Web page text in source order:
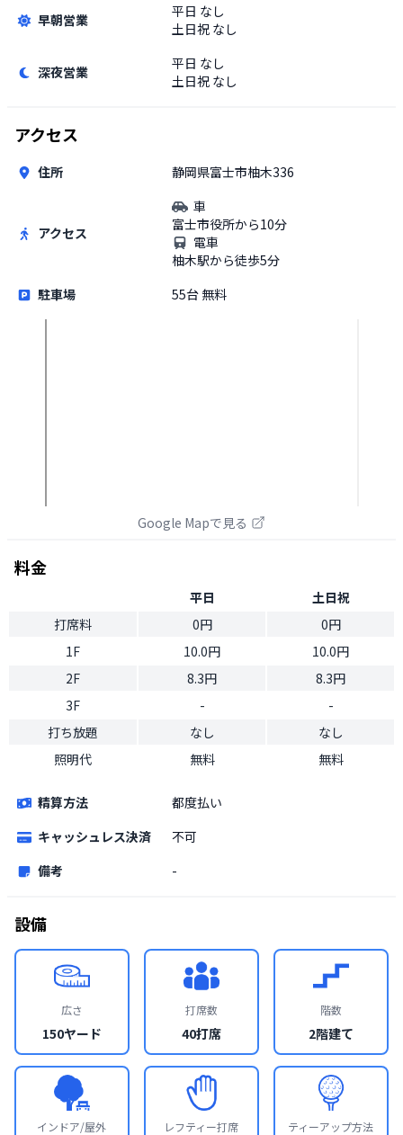
早朝営業 平日 なし
土日祝 なし
深夜営業 平日 なし
土日祝 なし
アクセス
住所 静岡県富士市柚木336
アクセス
車
富士市役所から10分
電車
柚木駅から徒歩5分
駐車場
55台 無料
Google Mapで見る
料金
平日
土日祝
打席料
0円
0円
1F
10.0円
10.0円
2F
8.3円
8.3円
3F
-
-
打ち放題
なし
なし
照明代
無料 無料
精算方法
都度払い
キャッシュレス決済
不可
備考
-
設備
広さ
150ヤード
打席数
40打席
階数
2階建て
インドア/屋外 レフティー打席 ティーアップ方法